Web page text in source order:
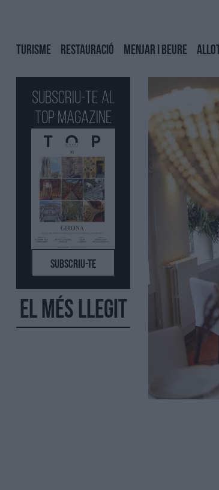
TURISME RESTAURACIÓ MENJAR I BEURE
Subscriu-te al
Top Magazine
SUBSCRIU-TE
El més llegit